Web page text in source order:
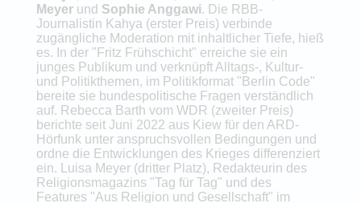
Meyerund Sophie Anggawi. Die RBB-
Journalistin Kahya (erster Preis) verbinde
zugängliche Moderation mit inhaltlicher Tiefe, hieß
es. In der "Fritz Frühschicht" erreiche sie ein
junges Publikum und verknüpft Alltags-, Kultur-
und Politikthemen, im Politikformat "Berlin Code"
bereite sie bundespolitische Fragen verständlich
auf. Rebecca Barth vom WDR (zweiter Preis)
berichte seit Juni 2022 aus Kiew für den ARD-
Hörfunk unter anspruchsvollen Bedingungen und
ordne die Entwicklungen des Krieges differenziert
ein. Luisa Meyer (dritter Platz), Redakteurin des
Religionsmagazins "Tag für Tag" und des
Features "Aus Religion und Gesellschaft" im